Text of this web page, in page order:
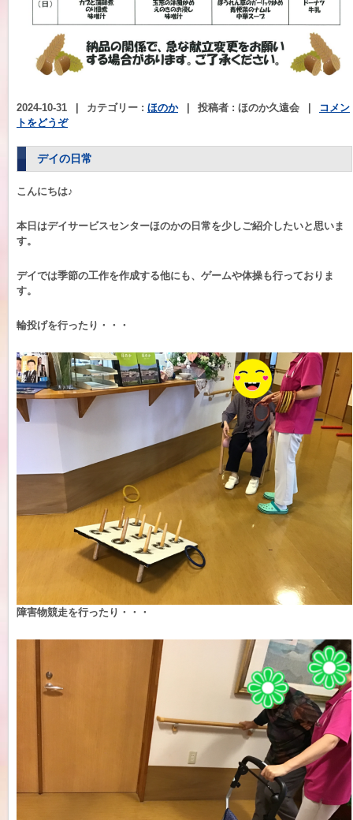
2024-10-31 カテゴリー : ほのか 投稿者 : ほのか久遠会
コメン
トをどうぞ
デイの日常
こんにちは♪
本日はデイサービスセンターほのかの日常を少しご紹介したいと思いま
す。
デイでは季節の工作を作成する他にも、ゲームや体操も行っておりま
す。
輪投げを行ったり・・・
障害物競走を行ったり・・・